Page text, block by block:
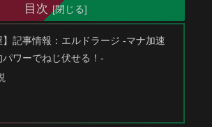
目次
】記事情報：エルドラージ -マナ加速
パワーでねじ伏せる！-